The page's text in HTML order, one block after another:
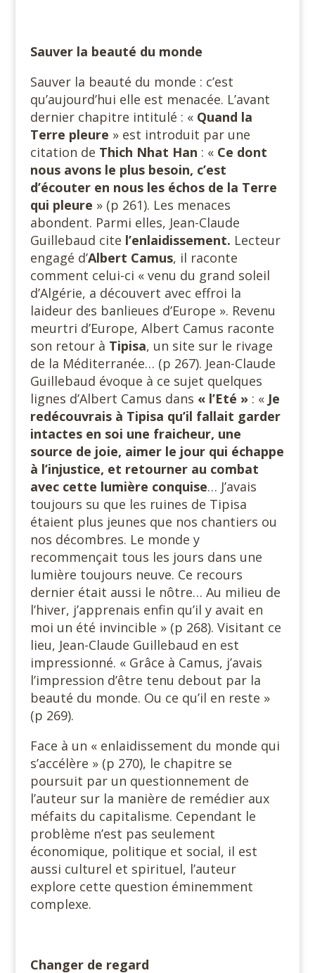
Sauver la beauté du monde
Sauver la beauté du monde : c’est
qu’aujourd’hui elle est menacée. L’avant
dernier chapitre intitulé : « Quand la
Terre pleure » est introduit par une
citation de Thich Nhat Han : « Ce dont
nous avons le plus besoin, c’est
d’écouter en nous les échos de la Terre
qui pleure » (p 261). Les menaces
abondent. Parmi elles, Jean-Claude
Guillebaud cite l’enlaidissement. Lecteur
engagé d’Albert Camus, il raconte
comment celui-ci « venu du grand soleil
d’Algérie, a découvert avec effroi la
laideur des banlieues d’Europe ». Revenu
meurtri d’Europe, Albert Camus raconte
son retour à Tipisa, un site sur le rivage
de la Méditerranée… (p 267). Jean-Claude
Guillebaud évoque à ce sujet quelques
lignes d’Albert Camus dans « l’Eté » : « Je
redécouvrais à Tipisa qu’il fallait garder
intactes en soi une fraicheur, une
source de joie, aimer le jour qui échappe
à l’injustice, et retourner au combat
avec cette lumière conquise… J’avais
toujours su que les ruines de Tipisa
étaient plus jeunes que nos chantiers ou
nos décombres. Le monde y
recommençait tous les jours dans une
lumière toujours neuve. Ce recours
dernier était aussi le nôtre… Au milieu de
l’hiver, j’apprenais enfin qu’il y avait en
moi un été invincible » (p 268). Visitant ce
lieu, Jean-Claude Guillebaud en est
impressionné. « Grâce à Camus, j’avais
l’impression d’être tenu debout par la
beauté du monde. Ou ce qu’il en reste »
(p 269).
Face à un « enlaidissement du monde qui
s’accélère » (p 270), le chapitre se
poursuit par un questionnement de
l’auteur sur la manière de remédier aux
méfaits du capitalisme. Cependant le
problème n’est pas seulement
économique, politique et social, il est
aussi culturel et spirituel, l’auteur
explore cette question éminemment
complexe.
Changer de regard